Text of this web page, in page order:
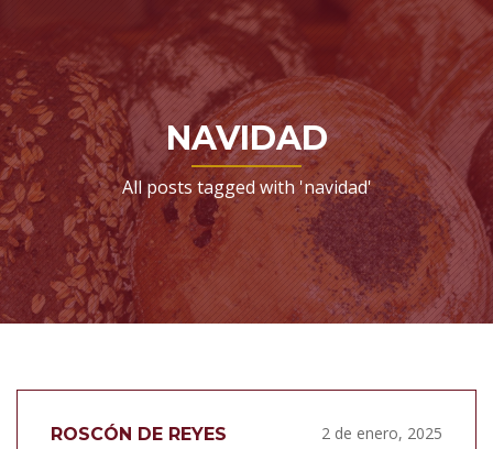
NAVIDAD
All posts tagged with 'navidad'
ROSCÓN DE REYES 2 de enero, 2025